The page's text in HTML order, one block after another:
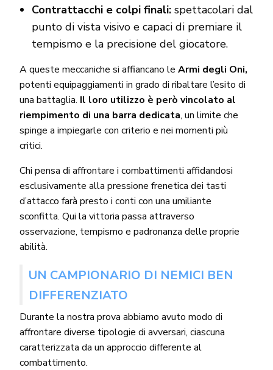
Contrattacchi e colpi finali:spettacolari dal
punto di vista visivo e capaci di premiare il
tempismo e la precisione del giocatore.
A queste meccaniche si affiancano leArmi degli Oni,
potenti equipaggiamenti in grado di ribaltare l’esito di
una battaglia. Il loro utilizzo è però vincolato al
riempimento di una barra dedicata, un limite che
spinge a impiegarle con criterio e nei momenti più
critici.
Chi pensa di affrontare i combattimenti affidandosi
esclusivamente alla pressione frenetica dei tasti
d’attacco farà presto i conti con una umiliante
sconfitta. Qui la vittoria passa attraverso
osservazione, tempismo e padronanza delle proprie
abilità.
UN CAMPIONARIO DI NEMICI BEN
DIFFERENZIATO
Durante la nostra prova abbiamo avuto modo di
affrontare diverse tipologie di avversari, ciascuna
caratterizzata da un approccio differente al
combattimento.